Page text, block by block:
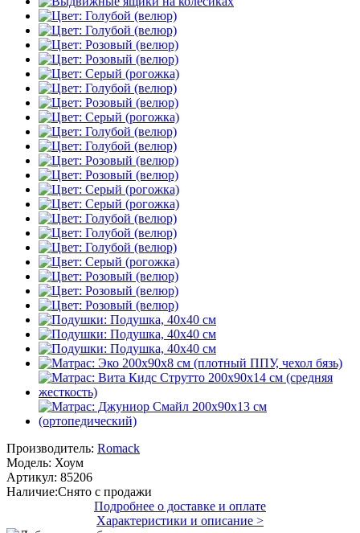
Производитель: Romack
Модель: Хоум
Артикул: 85206
Наличие:Снято с продажи
Подробнее о доставке и оплате
Характеристики и описание >